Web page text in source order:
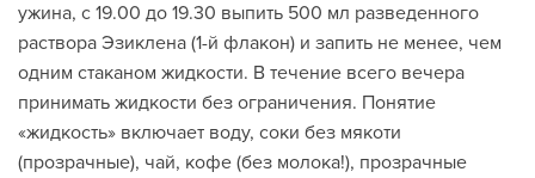
ужина, с 19.00 до 19.30 выпить 500 мл разведенного
раствора Эзиклена (1-й флакон) и запить не менее, чем
одним стаканом жидкости. В течение всего вечера
принимать жидкости без ограничения. Понятие
«жидкость» включает воду, соки без мякоти
(прозрачные), чай, кофе (без молока!), прозрачные